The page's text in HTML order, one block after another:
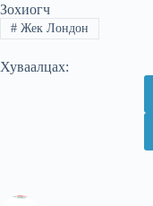
Зохиогч
#Жек Лондон
Хуваалцах: